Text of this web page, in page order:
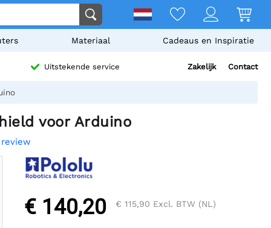
Materiaal Cadeaus en Inspiratie
Uitstekende service Zakelijk Contact
voor Arduino
€ 140,20 € 115,90 Excl. BTW (NL)